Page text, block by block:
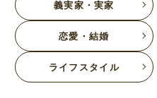
義実家・実家
恋愛・結婚
ライフスタイル